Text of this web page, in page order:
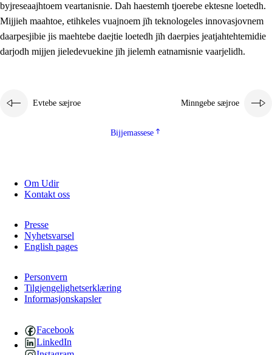
Eatnemem krööhkestidh jïh byjresegoerkesevoete
1.6 Demokratije jïh meatanårrome
byjreseaajhtoem veartanisnie. Dah haestemh tjoerebe ektesne loetedh.
Mijjieh maahtoe, etihkeles vuajnoem jïh teknologeles innovasjovnem
daarpesjibie jis maehtebe daejtie loetedh jïh daerpies jeatjahtehtemidie
darjodh mijjen jieledevuekine jïh jielemh eatnamisnie vaarjelidh.
Evtebe sæjroe Minngebe sæjroe
Bijjemassese
Om Udir
Kontakt oss
Presse
Nyhetsvarsel
English pages
Personvern
Tilgjengelighetserklæring
Informasjonskapsler
Facebook
LinkedIn